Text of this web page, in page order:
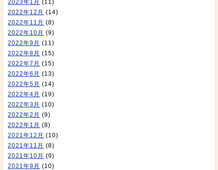
2023年1月 (11)
2022年12月 (14)
2022年11月 (8)
2022年10月 (9)
2022年9月 (11)
2022年8月 (15)
2022年7月 (15)
2022年6月 (13)
2022年5月 (14)
2022年4月 (19)
2022年3月 (10)
2022年2月 (9)
2022年1月 (8)
2021年12月 (10)
2021年11月 (8)
2021年10月 (9)
2021年9月 (10)